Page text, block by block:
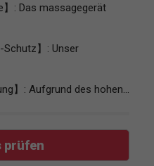
】: Das massagegerät
Schutz】: Unser
】: Aufgrund des hohen...
prüfen